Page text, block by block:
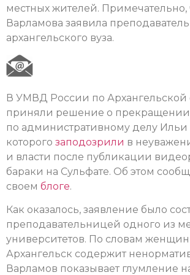
местных жителей. Примечательно,
Варламова заявила
архангельского вуза.
В УМВД России по Архангельской
приняли решение о прекращении
по административному делу Ильи
которого заподозрили в
и власти после публикации
бараки на Сульфате. Об этом
своем блоге.
Как оказалось, заявление было
преподавательницей одного из
университетов. По словам
Архангельск содержит
Варламов показывает глумление